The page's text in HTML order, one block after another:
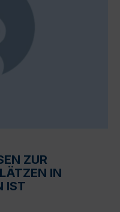
ZUR
IN
IST